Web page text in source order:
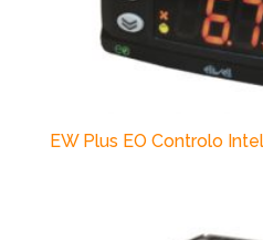
EW Plus EO Controlo